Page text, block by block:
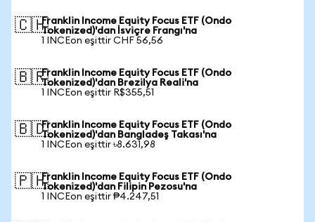
🇨🇭Franklin Income Equity Focus ETF (Ondo
Tokenized)'dan İsviçre Frangı'na
1 INCEon eşittir CHF 56,56
🇧🇷Franklin Income Equity Focus ETF (Ondo
Tokenized)'dan Brezilya Reali'na
1 INCEon eşittir R$355,51
🇧🇩Franklin Income Equity Focus ETF (Ondo
Tokenized)'dan Bangladeş Takası'na
1 INCEon eşittir ৳8.631,98
🇵🇭Franklin Income Equity Focus ETF (Ondo
Tokenized)'dan Filipin Pezosu'na
1 INCEon eşittir ₱4.247,51